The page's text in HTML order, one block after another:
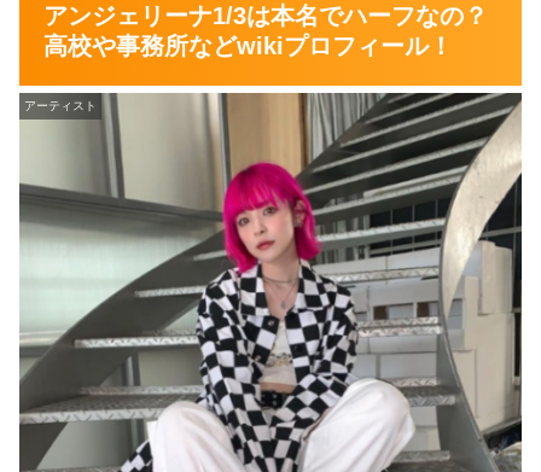
アンジェリーナ1/3は本名でハーフなの？
高校や事務所などwikiプロフィール！
アーティスト